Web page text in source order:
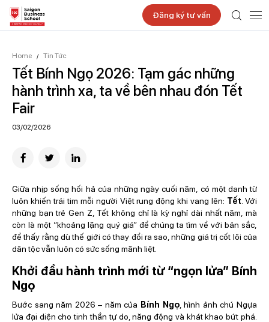
Đăng ký tư vấn
Home / Tin Tức
Tết Bính Ngọ 2026: Tạm gác những
hành trình xa, ta về bên nhau đón Tết
Fair
03/02/2026
Giữa nhịp sống hối hả của những ngày cuối năm, có một danh từ
luôn khiến trái tim mỗi người Việt rung động khi vang lên: Tết . Với
những bạn trẻ Gen Z, Tết không chỉ là kỳ nghỉ dài nhất năm, mà
còn là một “khoảng lặng quý giá” để chúng ta tìm về với bản sắc,
để thấy rằng dù thế giới có thay đổi ra sao, những giá trị cốt lõi của
dân tộc vẫn luôn có sức sống mãnh liệt.
Khởi đầu hành trình mới từ “ngọn lửa” Bính
Ngọ
Bước sang năm 2026 – năm của Bính Ngọ, hình ảnh chú Ngựa
lửa đại diện cho tinh thần tự do, năng động và khát khao bứt phá.